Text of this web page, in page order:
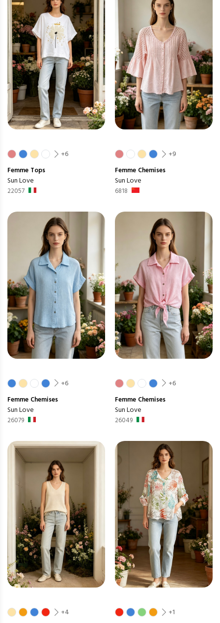
+6
Femme Tops
Sun Love
22057
+9
Femme Chemises
Sun Love
6818
+6
Femme Chemises
Sun Love
26079
+6
Femme Chemises
Sun Love
26049
+4 +1